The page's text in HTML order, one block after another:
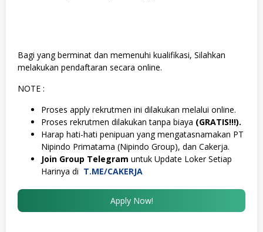
Bagi yang berminat dan memenuhi kualifikasi, Silahkan
melakukan pendaftaran secara online.
NOTE :
Proses apply rekrutmen ini dilakukan melalui online.
Proses rekrutmen dilakukan tanpa biaya (GRATIS!!!).
Harap hati-hati penipuan yang mengatasnamakan PT
Nipindo Primatama (Nipindo Group), dan Cakerja.
Join Group Telegram untuk Update Loker Setiap
Harinya di T.ME/CAKERJA
Apply Now!